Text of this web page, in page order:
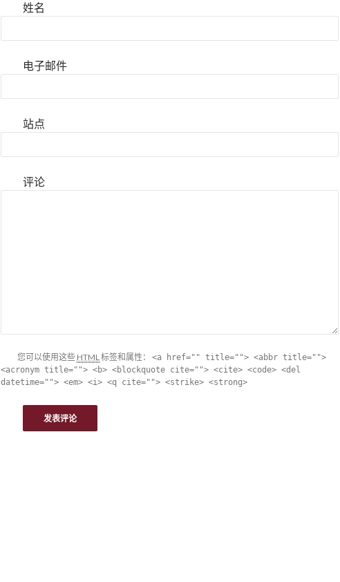
姓名
电子邮件
站点
评论
您可以使用这些 HTML标签和属性： <a href="" title=""> <abbr title="">
<acronym title=""> <b> <blockquote cite=""> <cite> <code> <del
datetime=""> <em> <i> <q cite=""> <strike> <strong>